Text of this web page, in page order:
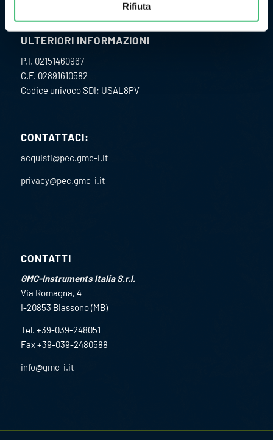
Rifiuta
ULTERIORI INFORMAZIONI
P.I. 02151460967
C.F. 02891610582
Codice univoco SDI: USAL8PV
CONTATTACI:
acquisti@pec.gmc-i.it
privacy@pec.gmc-i.it
CONTATTI
GMC-Instruments Italia S.r.l.
Via Romagna, 4
I-20853 Biassono (MB)
Tel. +39-039-248051
Fax +39-039-2480588
info@gmc-i.it